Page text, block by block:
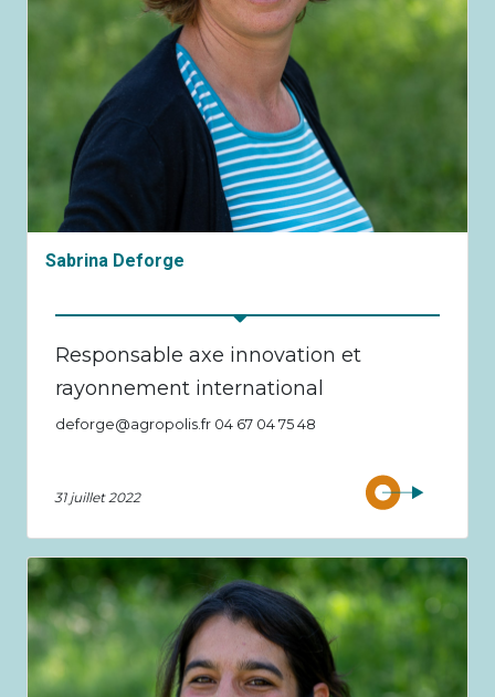
Sabrina Deforge
Responsable axe innovation et
rayonnement international
deforge@agropolis.fr 04 67 04 75 48
31 juillet 2022